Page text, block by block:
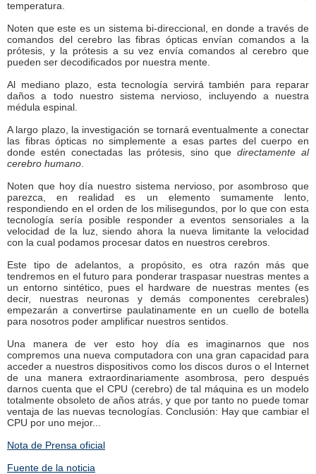
temperatura.
Noten que este es un sistema bi-direccional, en donde a través de
comandos del cerebro las fibras ópticas envían comandos a la
prótesis, y la prótesis a su vez envía comandos al cerebro que
pueden ser decodificados por nuestra mente.
Al mediano plazo, esta tecnología servirá también para reparar
daños a todo nuestro sistema nervioso, incluyendo a nuestra
médula espinal.
A largo plazo, la investigación se tornará eventualmente a conectar
las fibras ópticas no simplemente a esas partes del cuerpo en
donde estén conectadas las prótesis, sino que directamente al
cerebro humano
Noten que hoy día nuestro sistema nervioso, por asombroso que
parezca, en realidad es un elemento sumamente lento,
respondiendo en el orden de los milisegundos, por lo que con esta
tecnología sería posible responder a eventos sensoriales a la
velocidad de la luz, siendo ahora la nueva limitante la velocidad
con la cual podamos procesar datos en nuestros cerebros.
Este tipo de adelantos, a propósito, es otra razón más que
tendremos en el futuro para ponderar traspasar nuestras mentes a
un entorno sintético, pues el hardware de nuestras mentes (es
decir, nuestras neuronas y demás componentes cerebrales)
empezarán a convertirse paulatinamente en un cuello de botella
para nosotros poder amplificar nuestros sentidos.
Una manera de ver esto hoy día es imaginarnos que nos
compremos una nueva computadora con una gran capacidad para
acceder a nuestros dispositivos como los discos duros o el Internet
de una manera extraordinariamente asombrosa, pero después
darnos cuenta que el CPU (cerebro) de tal máquina es un modelo
totalmente obsoleto de años atrás, y que por tanto no puede tomar
ventaja de las nuevas tecnologías. Conclusión: Hay que cambiar el
CPU por uno mejor...
Nota de Prensa oficial
Fuente de la noticia